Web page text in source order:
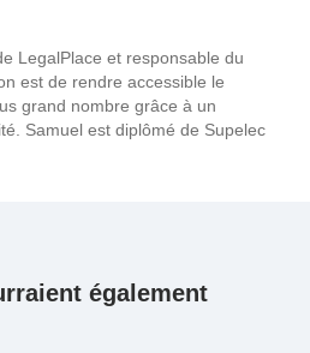
LegalPlace et responsable du
est de rendre accessible le
grand nombre grâce à un
Samuel est diplômé de Supelec
également